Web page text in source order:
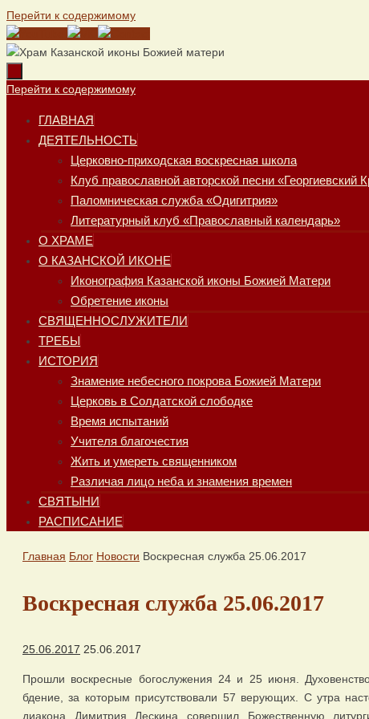
Перейти к содержимому
Перейти к содержимому
ГЛАВНАЯ
ДЕЯТЕЛЬНОСТЬ
Церковно-приходская воскресная школа
Клуб православной авторской песни «Георгиевский
Паломническая служба «Одигитрия»
Литературный клуб «Православный календарь»
О ХРАМЕ
О КАЗАНСКОЙ ИКОНЕ
Иконография Казанской иконы Божией Матери
Обретение иконы
СВЯЩЕННОСЛУЖИТЕЛИ
ТРЕБЫ
ИСТОРИЯ
Знамение небесного покрова Божией Матери
Церковь в Солдатской слободке
Время испытаний
Учителя благочестия
Жить и умереть священником
Различая лицо неба и знамения времен
СВЯТЫНИ
РАСПИСАНИЕ
Главная Блог Новости Воскресная служба 25.06.2017
Воскресная служба 25.06.2017
25.06.2017 25.06.2017
Прошли воскресные богослужения 24 и 25 июня.
бдение, за которым присутствовали 57 верующих. С утра
диакона Димитрия Лескина совершил Божественную